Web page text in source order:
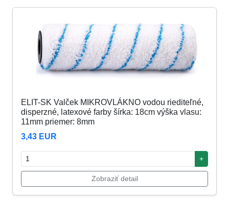
ELIT-SK Valček MIKROVLÁKNO vodou riediteľné,
disperzné, latexové farby šírka: 18cm výška vlasu:
11mm priemer: 8mm
3,43 EUR
+
Zobraziť detail